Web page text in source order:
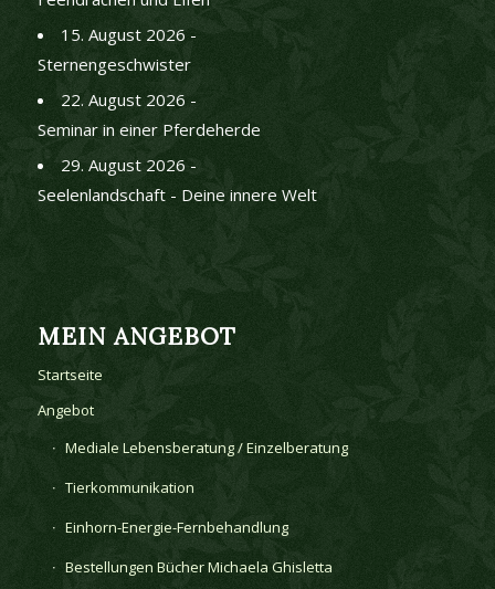
15. August 2026 -
Sternengeschwister
22. August 2026 -
Seminar in einer Pferdeherde
29. August 2026 -
Seelenlandschaft - Deine innere Welt
MEIN ANGEBOT
Startseite
Angebot
Mediale Lebensberatung / Einzelberatung
Tierkommunikation
Einhorn-Energie-Fernbehandlung
Bestellungen Bücher Michaela Ghisletta